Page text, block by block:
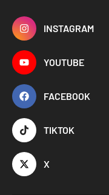
INSTAGRAM
YOUTUBE
FACEBOOK
TIKTOK
X